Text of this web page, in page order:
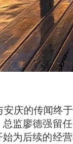
庆的传闻终
监廖德强留
为后续的经